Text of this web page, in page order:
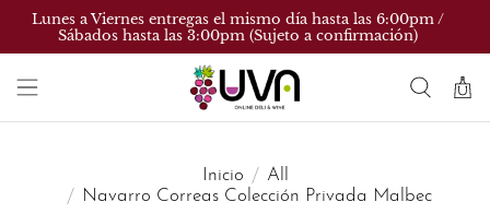
Lunes a Viernes entregas el mismo día hasta las 6:00pm /
Sábados hasta las 3:00pm (Sujeto a confirmación)
Inicio
All
Navarro Correas Colección Privada Malbec